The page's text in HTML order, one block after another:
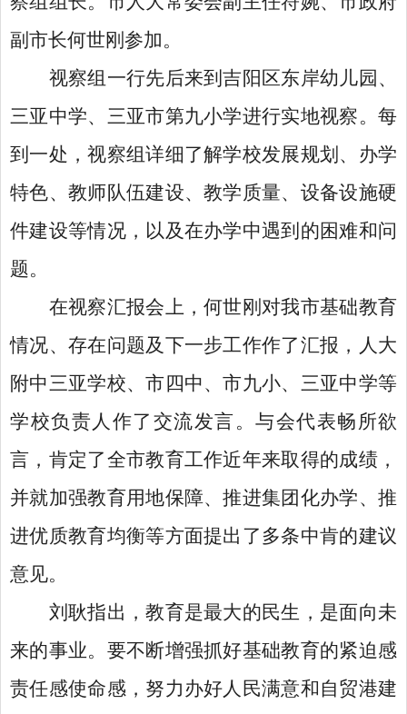
副市长何世刚参加。
视察组一行先后来到吉阳区东岸幼儿园、
三亚中学、三亚市第九小学进行实地视察。每
到一处，视察组详细了解学校发展规划、办学
特色、教师队伍建设、教学质量、设备设施硬
件建设等情况，以及在办学中遇到的困难和问
题。
在视察汇报会上，何世刚对我市基础教育
情况、存在问题及下一步工作作了汇报，人大
附中三亚学校、市四中、市九小、三亚中学等
学校负责人作了交流发言。与会代表畅所欲
言，肯定了全市教育工作近年来取得的成绩，
并就加强教育用地保障、推进集团化办学、推
进优质教育均衡等方面提出了多条中肯的建议
意见。
刘耿指出，教育是最大的民生，是面向未
来的事业。要不断增强抓好基础教育的紧迫感
责任感使命感，努力办好人民满意和自贸港建